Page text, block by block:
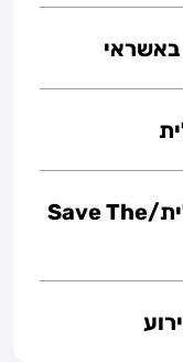
אודות השירות: הזמנה דיגיטלית/Save The